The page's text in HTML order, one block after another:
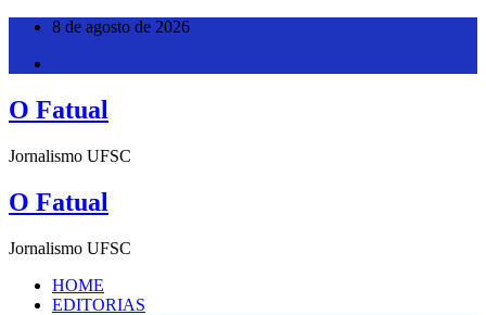
Pular
8 de agosto de 2026
O Fatual
Jornalismo UFSC
O Fatual
Jornalismo UFSC
HOME
EDITORIAS